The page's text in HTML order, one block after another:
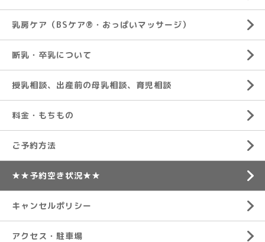
乳房ケア（BSケア®︎・おっぱいマッサージ）
断乳・卒乳について
授乳相談、出産前の母乳相談、育児相談
料金・もちもの
ご予約方法
★★予約空き状況★★
キャンセルポリシー
アクセス・駐車場